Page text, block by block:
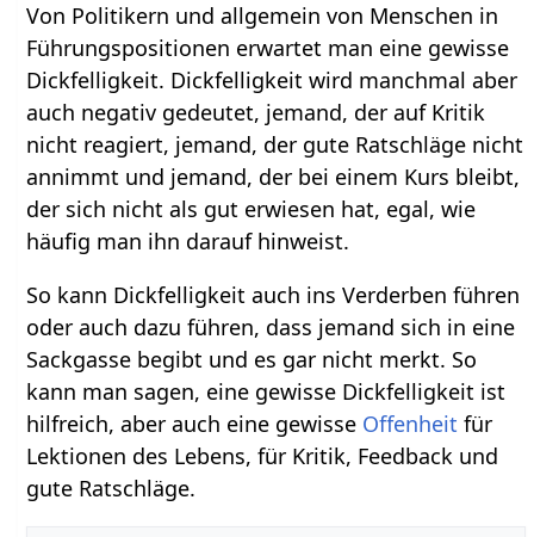
Von Politikern und allgemein von Menschen in
Führungspositionen erwartet man eine gewisse
Dickfelligkeit. Dickfelligkeit wird manchmal aber
auch negativ gedeutet, jemand, der auf Kritik
nicht reagiert, jemand, der gute Ratschläge nicht
annimmt und jemand, der bei einem Kurs bleibt,
der sich nicht als gut erwiesen hat, egal, wie
häufig man ihn darauf hinweist.
So kann Dickfelligkeit auch ins Verderben führen
oder auch dazu führen, dass jemand sich in eine
Sackgasse begibt und es gar nicht merkt. So
kann man sagen, eine gewisse Dickfelligkeit ist
hilfreich, aber auch eine gewisse Offenheit für
Lektionen des Lebens, für Kritik, Feedback und
gute Ratschläge.